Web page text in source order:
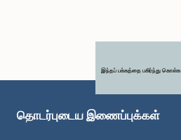
மு.ப. 11:48 - பி.ப. 12:05இந்தப் பக்கத்தை பகிர்ந்து கொள்க
தொடர்புடைய இணைப்புக்கள்